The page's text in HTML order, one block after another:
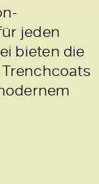
jeden
bieten die